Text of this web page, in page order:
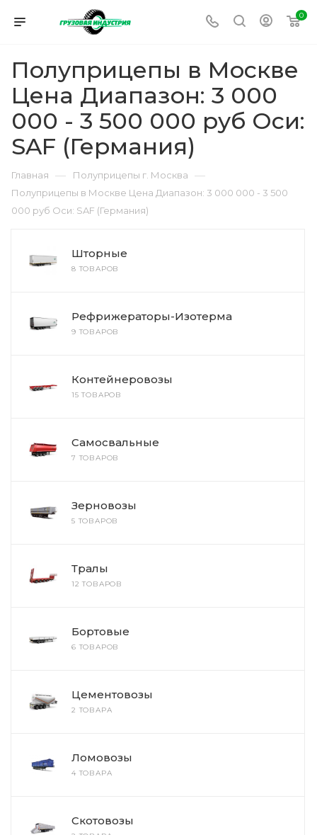
0
Полуприцепы в Москве
Цена Диапазон: 3 000
000 - 3 500 000 руб Оси:
SAF (Германия)
Главная — Полуприцепы г. Москва —
Полуприцепы в Москве Цена Диапазон: 3 000 000 - 3 500
000 руб Оси: SAF (Германия)
Шторные
8 ТОВАРОВ
Рефрижераторы-Изотерма
9 ТОВАРОВ
Контейнеровозы
15 ТОВАРОВ
Самосвальные
7 ТОВАРОВ
Зерновозы
5 ТОВАРОВ
Тралы
12 ТОВАРОВ
Бортовые
6 ТОВАРОВ
Цементовозы
2 ТОВАРА
Ломовозы
4 ТОВАРА
Скотовозы